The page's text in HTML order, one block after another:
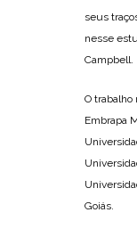
seus
nesse
Campbell.
O trabalho
Embrapa
Goiás.